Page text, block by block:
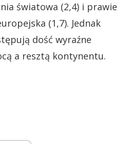
światowa (2,4) i prawie
(1,7). Jednak
dość wyraźne
a resztą kontynentu.